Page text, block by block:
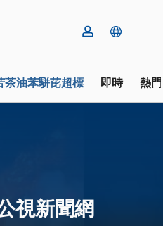
茶油苯駢芘超標 即時 熱
視新聞網